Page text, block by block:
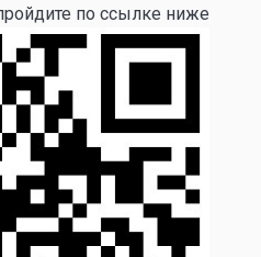
по ссылке ниже